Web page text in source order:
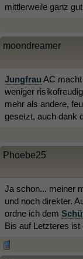
mittlerweile ganz gut
moondreamer
Jungfrau AC
weniger
mehr als andere,
gesetzt, auch dank
Phoebe25
Ja schon... meiner
und noch direkter.
ordne ich dem
Bis auf Letzteres